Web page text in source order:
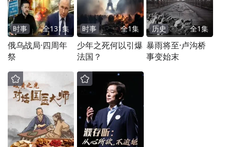
时事 全131集
俄乌战局·四周年
祭
时事 全1集
少年之死何以引爆
法国？
历史 全1集
暴雨将至·卢沟桥
事变始末